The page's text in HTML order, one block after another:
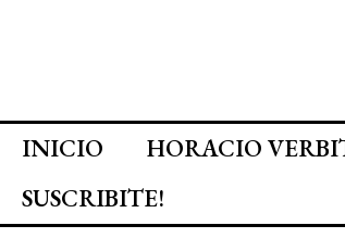
INICIO HORACIO
SUSCRIBITE!